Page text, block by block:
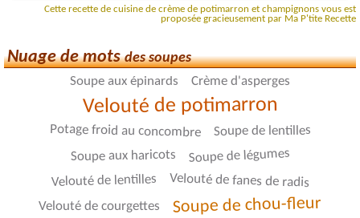
Cette recette de cuisine de crème de potimarron et champignons vous est
proposée gracieusement par Ma P'tite Recette
Nuage de motsdes soupes
Soupe aux épinards Crème d'asperges
Velouté de potimarron
Potage froid au concombre Soupe de lentilles
Soupe aux haricots Soupe de légumes
Velouté de lentilles Velouté de fanes de radis
Velouté de courgettes Soupe de chou-fleur